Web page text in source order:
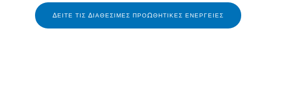
ΔΕΊΤΕ ΤΙΣ ΔΙΑΘΈΣΙΜΕΣ ΠΡΟΩΘΗΤΙΚΈΣ ΕΝΈΡΓΕΙΕΣ